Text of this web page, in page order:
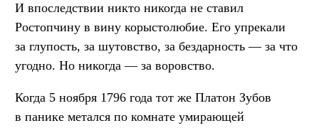
И впоследствии никто никогда не ставил
Ростопчину в вину корыстолюбие. Его упрекали
за глупость, за шутовство, за бездарность — за что
угодно. Но никогда — за воровство.
Когда 5 ноября 1796 года тот же Платон Зубов
в панике метался по комнате умирающей